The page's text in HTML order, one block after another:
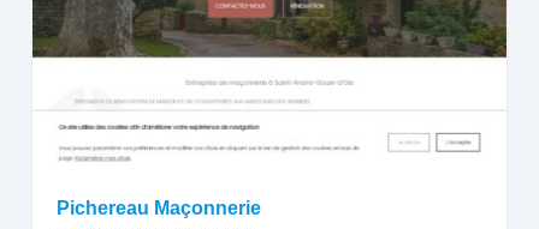
Pichereau Maçonnerie